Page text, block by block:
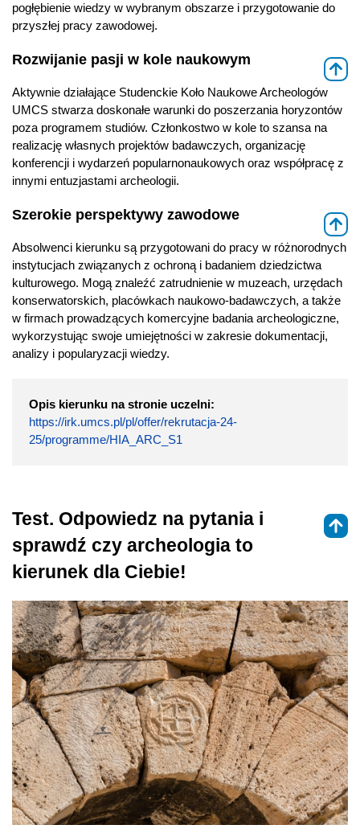
pogłębienie wiedzy w wybranym obszarze i przygotowanie do
przyszłej pracy zawodowej.
Rozwijanie pasji w kole naukowym
Aktywnie działające Studenckie Koło Naukowe Archeologów
UMCS stwarza doskonałe warunki do poszerzania horyzontów
poza programem studiów. Członkostwo w kole to szansa na
realizację własnych projektów badawczych, organizację
konferencji i wydarzeń popularnonaukowych oraz współpracę z
innymi entuzjastami archeologii.
Szerokie perspektywy zawodowe
Absolwenci kierunku są przygotowani do pracy w różnorodnych
instytucjach związanych z ochroną i badaniem dziedzictwa
kulturowego. Mogą znaleźć zatrudnienie w muzeach, urzędach
konserwatorskich, placówkach naukowo-badawczych, a także
w firmach prowadzących komercyjne badania archeologiczne,
wykorzystując swoje umiejętności w zakresie dokumentacji,
analizy i popularyzacji wiedzy.
Opis kierunku na stronie uczelni:
https://irk.umcs.pl/pl/offer/rekrutacja-24-
25/programme/HIA_ARC_S1
Test. Odpowiedz na pytania i
sprawdź czy archeologia to
kierunek dla Ciebie!